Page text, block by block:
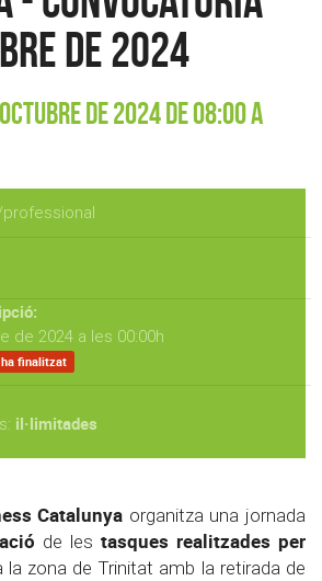
de 2024
de 2024 de 08:00 a
professional
de 2024 a les 00:00h
finalitzat
il·limitades
Catalunya organitza una jornada
de les tasques realitzades per
la zona de Trinitat amb la retirada de